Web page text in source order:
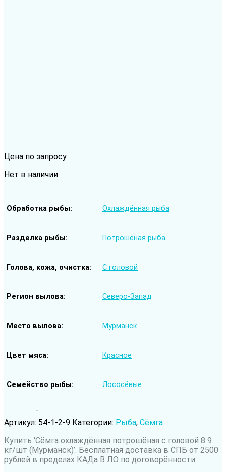
Цена по запросу
Нет в наличии
Обработка рыбы Охлаждённая рыба
Разделка рыбы Потрошёная рыба
Голова, кожа, очистка С головой
Регион вылова Северо-Запад
Место вылова Мурманск
Цвет мяса Красное
Семейство рыбы Лососёвые
Род рыбы Лосось
Вода обитания Морская рыба
Артикул: 54-1-2-9 Категории: Рыба, Сёмга
Купить ‘Сёмга охлаждённая потрошёная с головой 8 9
кг/шт (Мурманск)’. Бесплатная доставка в СПБ от 2500
рублей в пределах КАДа В ЛО по договорённости.